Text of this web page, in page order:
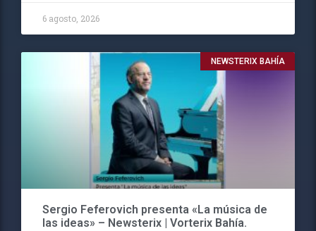
6 agosto, 2026
NEWSTERIX BAHÍA
Sergio Feferovich presenta «La música de
las ideas» – Newsterix | Vorterix Bahía.